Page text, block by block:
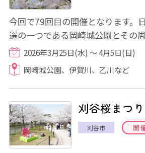
今回で79回目の開催となります。
選の一つである岡崎城公園とその
川に咲く約800本のソメイヨシノ。
2026年3月25日(水) ～ 4月5日(日)
岡崎城公園、伊賀川、乙川など
刈谷桜まつ
刈谷市 開